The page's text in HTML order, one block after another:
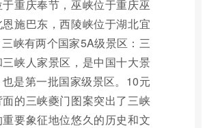
重庆奉节，巫峡位于重庆巫
施巴东，西陵峡位于湖北宜
峡有两个国家5A级景区：三
峡人家景区，是中国十大景
是第一批国家级景区。10元
面的三峡夔门图案突出了三峡
要象征地位悠久的历史和文